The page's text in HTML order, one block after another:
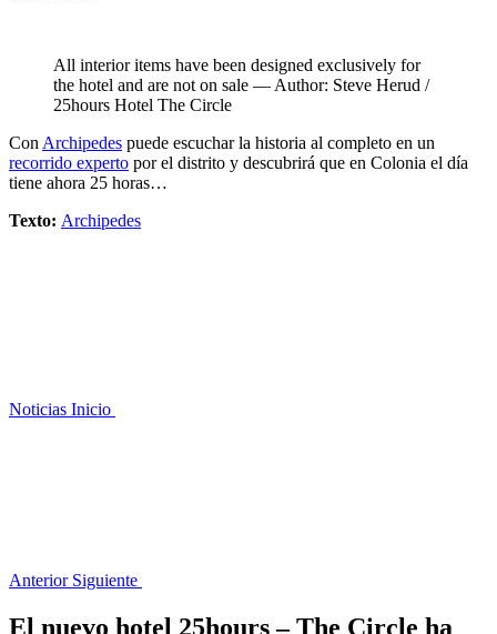
All interior items have been designed exclusively for
the hotel and are not on sale — Author: Steve Herud /
25hours Hotel The Circle
Con Archipedes puede escuchar la historia al completo en un
recorrido experto por el distrito y descubrirá que en Colonia el día
tiene ahora 25 horas…
Texto: Archipedes
Noticias Inicio
Anterior Siguiente
El nuevo hotel 25hours – The Circle ha